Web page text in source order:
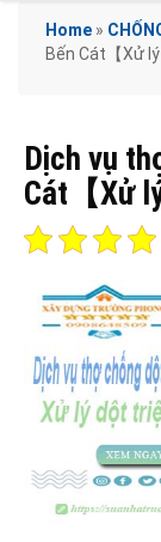
Home »
Bến Cát【Xử
Dịch vụ
Cát【Xử